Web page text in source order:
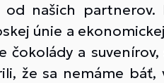
od našich
únie a
čokolády a
že sa nemáme báť,